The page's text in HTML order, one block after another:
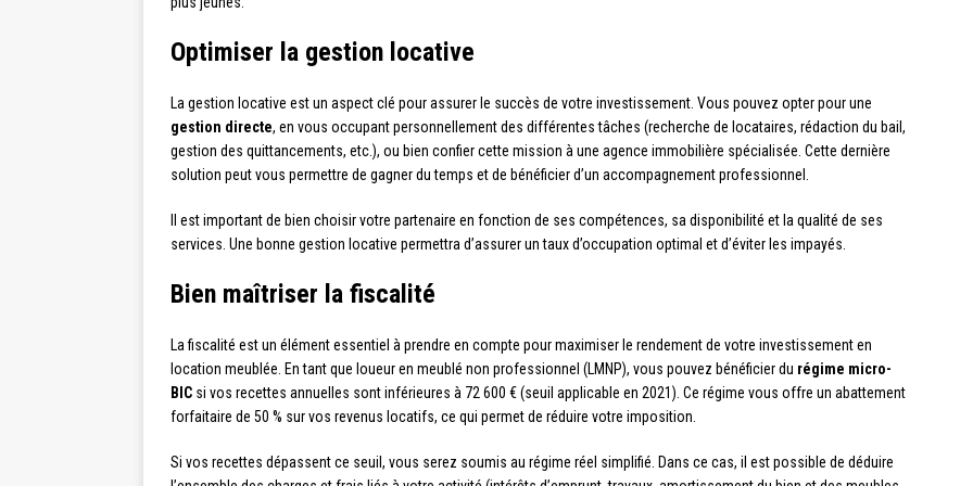
Optimiser la gestion locative
La gestion locative est un aspect clé pour assurer le succès de votre investissement. Vous pouvez opter pour une
gestion directe, en vous occupant personnellement des différentes tâches (recherche de locataires, rédaction du bail,
gestion des quittancements, etc.), ou bien confier cette mission à une agence immobilière spécialisée. Cette dernière
solution peut vous permettre de gagner du temps et de bénéficier d’un accompagnement professionnel.
Il est important de bien choisir votre partenaire en fonction de ses compétences, sa disponibilité et la qualité de ses
services. Une bonne gestion locative permettra d’assurer un taux d’occupation optimal et d’éviter les impayés.
Bien maîtriser la fiscalité
La fiscalité est un élément essentiel à prendre en compte pour maximiser le rendement de votre investissement en
location meublée. En tant que loueur en meublé non professionnel (LMNP), vous pouvez bénéficier du régime micro-
BIC si vos recettes annuelles sont inférieures à 72 600 € (seuil applicable en 2021). Ce régime vous offre un abattement
forfaitaire de 50 % sur vos revenus locatifs, ce qui permet de réduire votre imposition.
Si vos recettes dépassent ce seuil, vous serez soumis au régime réel simplifié. Dans ce cas, il est possible de déduire